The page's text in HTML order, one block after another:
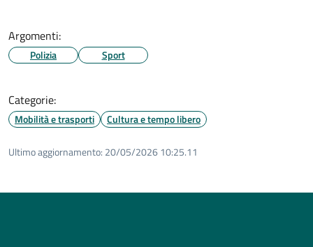
Argomenti:
Polizia Sport
Categorie:
Mobilità e trasporti Cultura e tempo libero
Ultimo aggiornamento: 20/05/2026 10:25.11